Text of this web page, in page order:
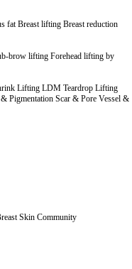
fat Breast lifting Breast reduction
brow lifting Forehead lifting by
Lifting LDM Teardrop Lifting
Pigmentation Scar & Pore Vessel &
Skin Community